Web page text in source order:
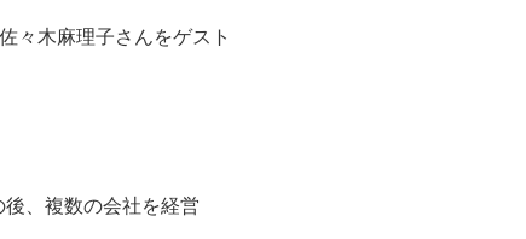
々木麻理子さんをゲスト
、複数の会社を経営